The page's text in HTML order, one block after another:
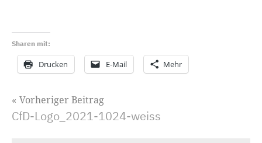
Sharen mit:
Drucken E-Mail Mehr
Beitragsnavigation
Vorheriger Beitrag
CfD-Logo_2021-1024-weiss